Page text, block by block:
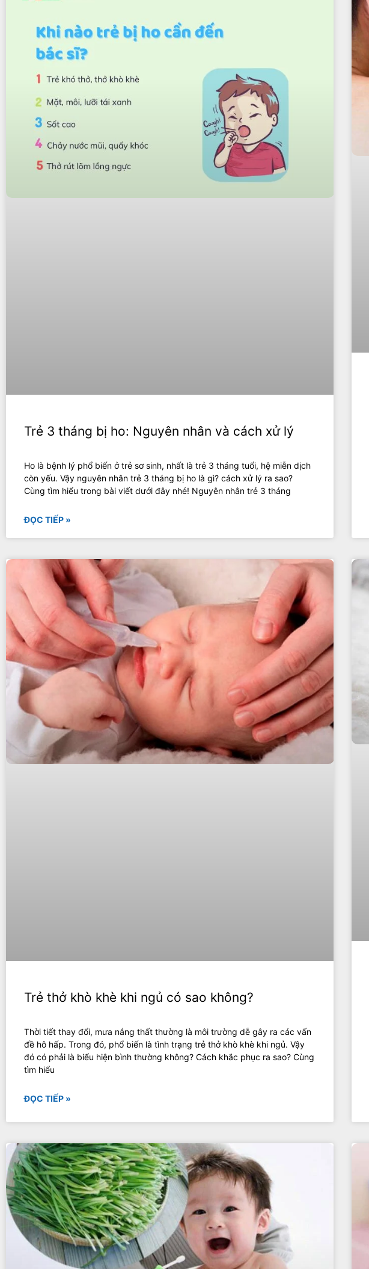
Trẻ 3 tháng bị ho: Nguyên nhân và cách xử lý
Ho là bệnh lý phổ biến ở trẻ sơ sinh, nhất là trẻ 3 tháng tuổi, hệ miễn dịch
còn yếu. Vậy nguyên nhân trẻ 3 tháng bị ho là gì? cách xử lý ra sao?
Cùng tìm hiểu trong bài viết dưới đây nhé! Nguyên nhân trẻ 3 tháng
ĐỌC TIẾP »
Trẻ thở khò khè khi ngủ có sao không?
Thời tiết thay đổi, mưa nắng thất thường là môi trường dễ gây ra các vấn
đề hô hấp. Trong đó, phổ biến là tình trạng trẻ thở khò khè khi ngủ. Vậy
đó có phải là biểu hiện bình thường không? Cách khắc phục ra sao? Cùng
tìm hiểu
ĐỌC TIẾP »